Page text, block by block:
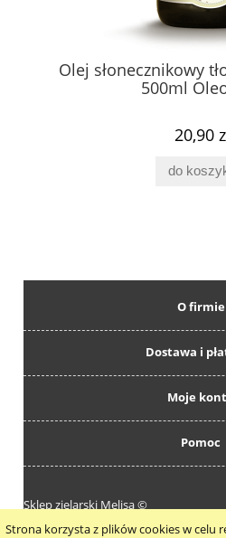
Strona korzysta z plików cookies w celu
Olej słonecznikowy
500ml
20,90
do
O firmie
Dostawa i
Moje
Pomoc
Sklep zielarski Melisa ©